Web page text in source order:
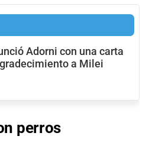
Adorni con una carta
a Milei
perros